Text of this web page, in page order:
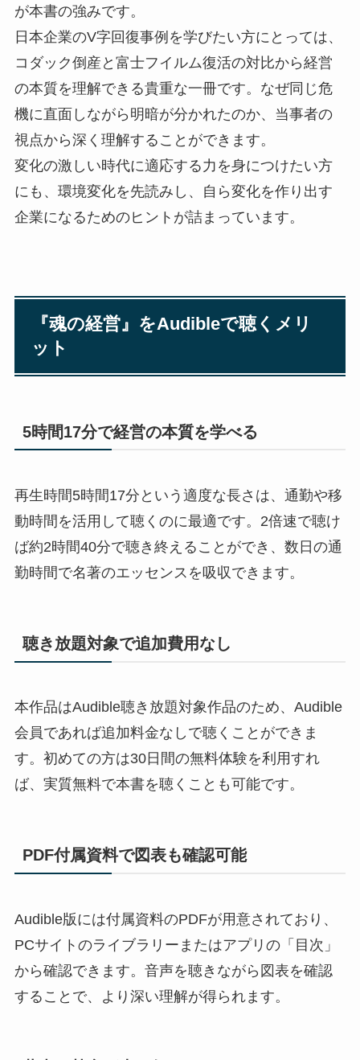
が本書の強みです。
日本企業のV字回復事例を学びたい方にとっては、
コダック倒産と富士フイルム復活の対比から経営
の本質を理解できる貴重な一冊です。なぜ同じ危
機に直面しながら明暗が分かれたのか、当事者の
視点から深く理解することができます。
変化の激しい時代に適応する力を身につけたい方
にも、環境変化を先読みし、自ら変化を作り出す
企業になるためのヒントが詰まっています。
『魂の経営』をAudibleで聴くメリ
ット
5時間17分で経営の本質を学べる
再生時間5時間17分という適度な長さは、通勤や移
動時間を活用して聴くのに最適です。2倍速で聴け
ば約2時間40分で聴き終えることができ、数日の通
勤時間で名著のエッセンスを吸収できます。
聴き放題対象で追加費用なし
本作品はAudible聴き放題対象作品のため、Audible
会員であれば追加料金なしで聴くことができま
す。初めての方は30日間の無料体験を利用すれ
ば、実質無料で本書を聴くことも可能です。
PDF付属資料で図表も確認可能
Audible版には付属資料のPDFが用意されており、
PCサイトのライブラリーまたはアプリの「目次」
から確認できます。音声を聴きながら図表を確認
することで、より深い理解が得られます。